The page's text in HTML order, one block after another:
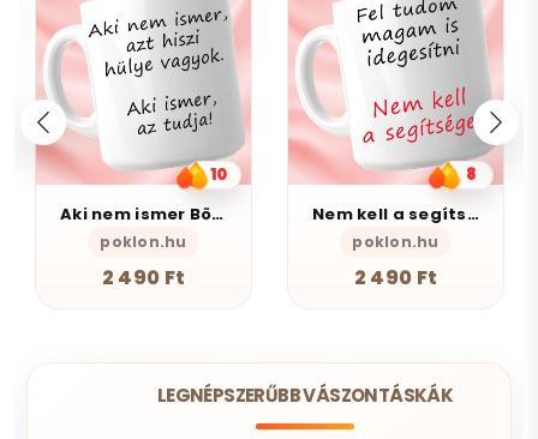
8
Nem kell a segítsé - Bögre
poklon.hu
2 490 Ft
5
AlszomKöszi kerámia bögre - Black Edition
AlszomKöszi- Szarkasztikus-Vicces-
4 490 Ft
LEGNÉPSZERŰBB VÁSZONTÁSKÁK